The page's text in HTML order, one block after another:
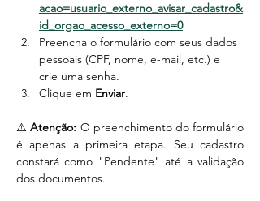
acao=usuario_externo_avisar_cadastro&
id_orgao_acesso_externo=0
Preencha o formulário com seus dados
pessoais (CPF, nome, e-mail, etc.) e
crie uma senha.
Clique em Enviar.
⚠️ Atenção: O preenchimento do formulário
é apenas a primeira etapa. Seu cadastro
constará como "Pendente" até a validação
dos documentos.